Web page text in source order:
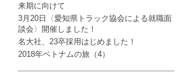
来期に向けて
3月20日〈愛知県トラック協会による就職面
談会〉開催しました！
名大社、23卒採用はじめました！
2018年ベトナムの旅（4）